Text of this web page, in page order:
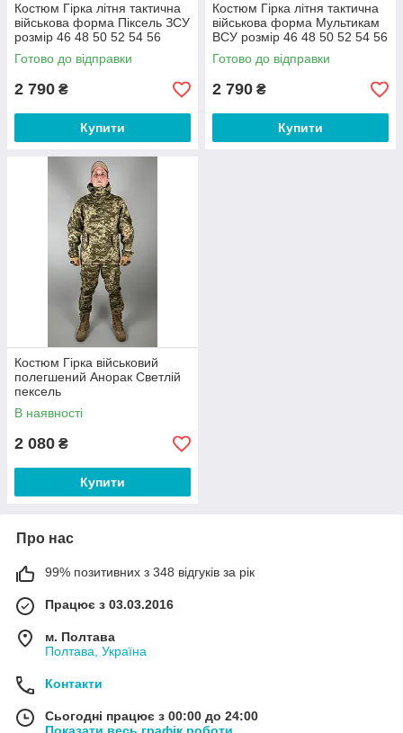
Костюм Гірка літня тактична
військова форма Піксель ЗСУ
розмір 46 48 50 52 54 56
Готово до відправки
2 790 ₴
Купити
Костюм Гірка літня тактична
військова форма Мультикам
ВСУ розмір 46 48 50 52 54 56
Готово до відправки
2 790 ₴
Купити
Костюм Гірка військовий
полегшений Анорак Светлій
пексель
В наявності
2 080 ₴
Купити
Про нас
99% позитивних з 348 відгуків за рік
Працює з 03.03.2016
м. Полтава
Полтава, Україна
Контакти
Сьогодні працює з 00:00 до 24:00